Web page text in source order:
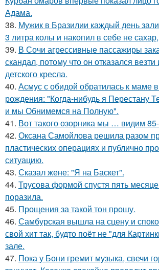
Адама.
38. Мужик в Бразилии каждый день
3 литра колы и накопил в себе не
39. В Сочи агрессивные пассажиры
скандал, потому что он отказался
детского кресла.
40. Асмус с обидой обратилась к маме
рождения: "Когда-нибудь я Перестану
и мы Обнимемся на Полную".
41. Вот такого озорника мы … видим
42. Оксана Самойлова решила разом
пластических операциях и публично
ситуацию.
43. Сказал жене: "Я на Баскет".
44. Трусова формой спустя пять
поразила.
45. Прощения за такой тон прошу.
46. Самбурская вышла на сцену и
свой хит так, будто поёт не "для
зале.
47. Пока у Бони гремит музыка, свечи